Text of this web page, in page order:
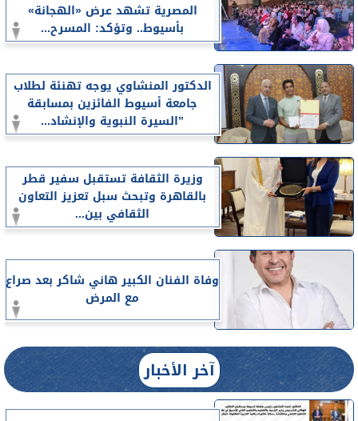
المصرية تشهد عرض «الهجانة»
بأسيوط.. وتؤكد: المسرح...
الدكتور المنشاوي يوجه تهنئة لطلاب
جامعة أسيوط الفائزين بمسابقة
”السيرة النبوية والإنشاد...
وزيرة الثقافة تستقبل سفير قطر
بالقاهرة وتبحث سبل تعزيز التعاون
الثقافي بين...
وفاة الفنان الكبير هاني شاكر بعد صراع
مع المرض
آخر الأخبار